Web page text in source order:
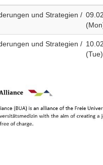
und Strategien /
und Strategien /
(Tue)